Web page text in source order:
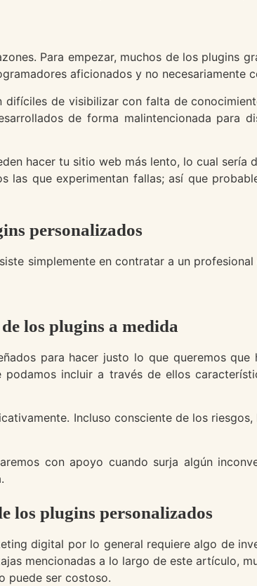
Para empezar, muchos de los plugins
aficionados y no necesariamente
de visibilizar con falta de
de forma malintencionada para
hacer tu sitio web más lento, lo cual sería
las que experimentan fallas; así que
personalizados
simplemente en contratar a un
los plugins a medida
para hacer justo lo que queremos
podamos incluir a través de ellos
Incluso consciente de los
con apoyo cuando surja algún
los plugins personalizados
digital por lo general requiere algo de
mencionadas a lo largo de este artículo,
puede ser costoso.